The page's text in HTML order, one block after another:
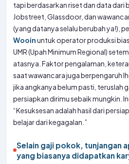
tapi berdasarkan riset dan data dari
Jobstreet, Glassdoor, dan
(yang datanya selalu berubah ya!),
Wooinuntuk operator produksi
UMR (Upah Minimum Regional)
atasnya. Faktor pengalaman,
saat wawancara juga berpengaruh
jika angkanya belum pasti, teruslah
persiapkan dirimu sebaik mungkin.
“Kesuksesan adalah hasil dari
belajar dari kegagalan.”
Selain gaji pokok, tunjangan
yang biasanya didapatkan